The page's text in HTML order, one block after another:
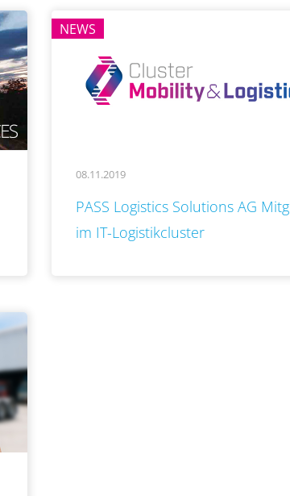
NEWS
08.11.2019..
PASS Logistics Solutions AG
im IT-Logistikcluster